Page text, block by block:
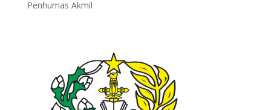
Penhumas Akmil